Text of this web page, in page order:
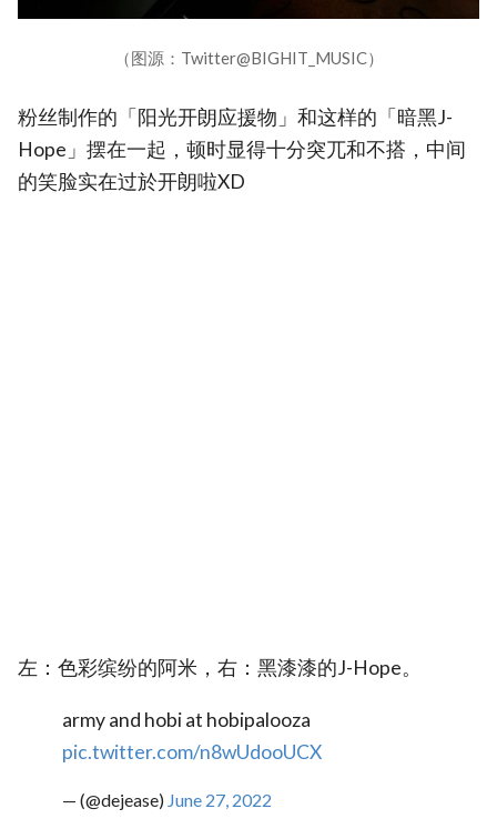
（图源：Twitter@BIGHIT_MUSIC）
粉丝制作的「阳光开朗应援物」和这样的「暗黑J-
Hope」摆在一起，顿时显得十分突兀和不搭，中间
的笑脸实在过於开朗啦XD
左：色彩缤纷的阿米，右：黑漆漆的J-Hope。
army and hobi at hobipalooza
pic.twitter.com/n8wUdooUCX
— (@dejease) June 27, 2022